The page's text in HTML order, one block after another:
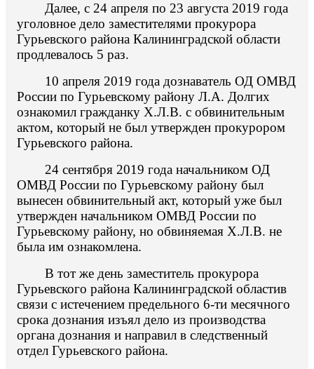
Далее, с 24 апреля по 23 августа 2019 года
уголовное дело заместителями прокурора
Гурьевского района Калининградской области
продлевалось 5 раз.
10 апреля 2019 года дознаватель ОД ОМВД
России по Гурьевскому району Л.А. Долгих
ознакомил гражданку Х.Л.В. с обвинительным
актом, который не был утвержден прокурором
Гурьевского района.
24 сентября 2019 года начальником ОД
ОМВД России по Гурьевскому району был
вынесен обвинительный акт, который уже был
утвержден начальником ОМВД России по
Гурьевскому району, но обвиняемая Х.Л.В. не
была им ознакомлена.
В тот же день заместитель прокурора
Гурьевского района Калининградской областив
связи с истечением предельного 6-ти месячного
срока дознания изъял дело из производства
органа дознания и направил в следственный
отдел Гурьевского района.